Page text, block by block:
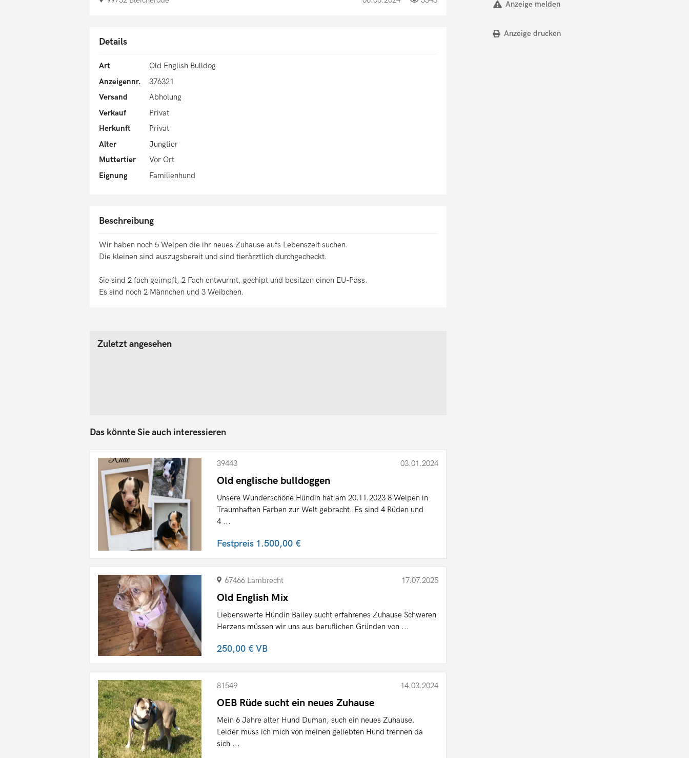
Details
Art
Old English Bulldog
Anzeigennr.
376321
Versand
Abholung
Verkauf
Privat
Herkunft
Privat
Alter
Jungtier
Muttertier
Vor Ort
Eignung
Familienhund
Beschreibung
Wir haben noch 5 Welpen die ihr neues Zuhause aufs Lebenszeit suchen.
Die kleinen sind auszugsbereit und sind tierärztlich durchgecheckt.
Sie sind 2 fach geimpft, 2 Fach entwurmt, gechipt und besitzen einen EU-Pass.
Es sind noch 2 Männchen und 3 Weibchen.
Anzeige melden
Anzeige drucken
Zuletzt angesehen
Das könnte Sie auch interessieren
39443 03.01.2024
Old englische bulldoggen
Unsere Wunderschöne Hündin hat am 20.11.2023 8 Welpen in
Traumhaften Farben zur Welt gebracht. Es sind 4 Rüden und
4 ...
Festpreis 1.500,00 €
67466 Lambrecht 17.07.2025
Old English Mix
Liebenswerte Hündin Bailey sucht erfahrenes Zuhause Schweren
Herzens müssen wir uns aus beruflichen Gründen von ...
250,00 €VB
81549 14.03.2024
OEB Rüde sucht ein neues Zuhause
Mein 6 Jahre alter Hund Duman, such ein neues Zuhause.
Leider muss ich mich von meinen geliebten Hund trennen da
sich ...